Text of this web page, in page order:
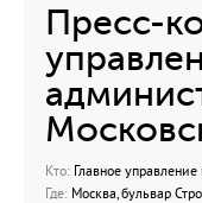
Пресс-
Кто: Главное
Где: Москва, бульвар